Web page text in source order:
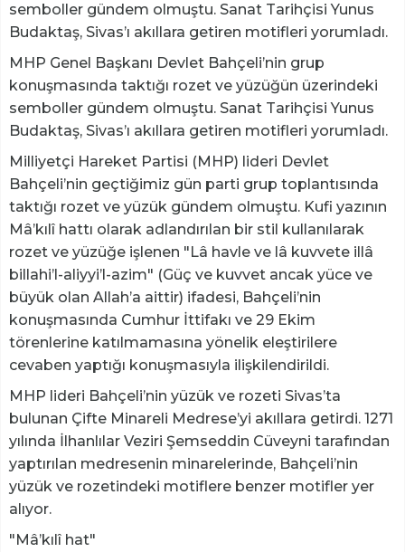
semboller gündem olmuştu. Sanat Tarihçisi Yunus
Budaktaş, Sivas’ı akıllara getiren motifleri yorumladı.
MHP Genel Başkanı Devlet Bahçeli’nin grup
konuşmasında taktığı rozet ve yüzüğün üzerindeki
semboller gündem olmuştu. Sanat Tarihçisi Yunus
Budaktaş, Sivas’ı akıllara getiren motifleri yorumladı.
Milliyetçi Hareket Partisi (MHP) lideri Devlet
Bahçeli’nin geçtiğimiz gün parti grup toplantısında
taktığı rozet ve yüzük gündem olmuştu. Kufi yazının
Mâ’kılî hattı olarak adlandırılan bir stil kullanılarak
rozet ve yüzüğe işlenen "Lâ havle ve lâ kuvvete illâ
billahi’l-aliyyi’l-azim" (Güç ve kuvvet ancak yüce ve
büyük olan Allah’a aittir) ifadesi, Bahçeli’nin
konuşmasında Cumhur İttifakı ve 29 Ekim
törenlerine katılmamasına yönelik eleştirilere
cevaben yaptığı konuşmasıyla ilişkilendirildi.
MHP lideri Bahçeli’nin yüzük ve rozeti Sivas’ta
bulunan Çifte Minareli Medrese’yi akıllara getirdi. 1271
yılında İlhanlılar Veziri Şemseddin Cüveyni tarafından
yaptırılan medresenin minarelerinde, Bahçeli’nin
yüzük ve rozetindeki motiflere benzer motifler yer
alıyor.
"Mâ’kılî hat"